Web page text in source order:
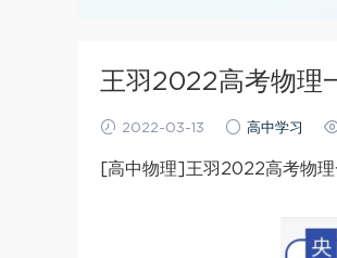
王羽2022高考物理
2022-03-13 高中学习
[高中物理]王羽2022高考物